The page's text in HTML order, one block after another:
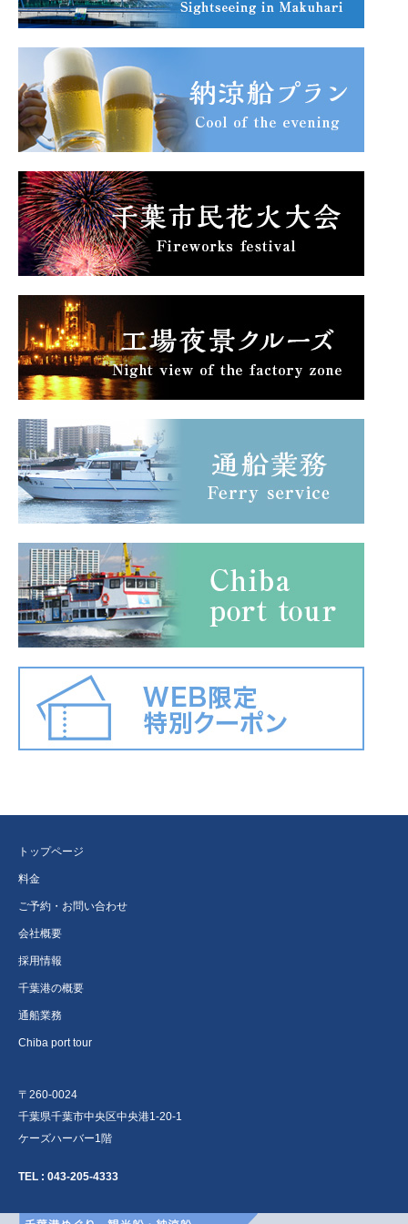
トップページ
料金
ご予約・お問い合わせ
会社概要
採用情報
千葉港の概要
通船業務
Chiba port tour
〒260-0024
千葉県千葉市中央区中央港1-20-1
ケーズハーバー1階
TEL : 043-205-4333